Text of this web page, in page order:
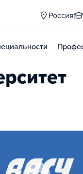
Россия